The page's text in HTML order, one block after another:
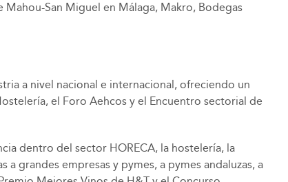
Mahou-San Miguel en Málaga, Makro, Bodegas
a nivel nacional e internacional, ofreciendo un
el Foro Aehcos y el Encuentro sectorial de
dentro del sector HORECA, la hostelería, la
grandes empresas y pymes, a pymes andaluzas, a